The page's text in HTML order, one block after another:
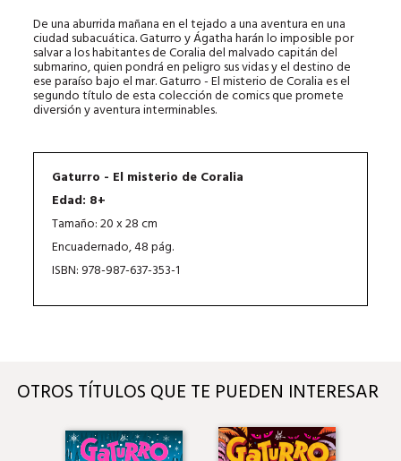
De una aburrida mañana en el tejado a una aventura en una
ciudad subacuática. Gaturro y Ágatha harán lo imposible por
salvar a los habitantes de Coralia del malvado capitán del
submarino, quien pondrá en peligro sus vidas y el destino de
ese paraíso bajo el mar. Gaturro - El misterio de Coralia es el
segundo título de esta colección de comics que promete
diversión y aventura interminables.
Gaturro - El misterio de Coralia
Edad: 8+
Tamaño: 20 x 28 cm
Encuadernado, 48 pág.
ISBN: 978-987-637-353-1
OTROS TÍTULOS QUE TE PUEDEN INTERESAR